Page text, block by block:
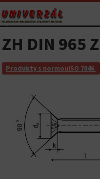
ZH DIN 965
Produkty s normouISO 7046